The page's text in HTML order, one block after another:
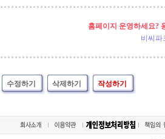
홈페이지 운영하세요?
비씨파
수정하기 삭제하기 작성하기